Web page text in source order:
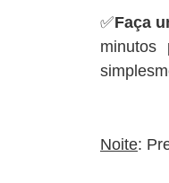
✅Faça
minutos
Noite: